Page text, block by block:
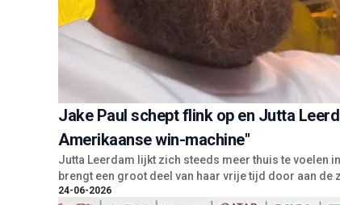
Jake Paul schept flink op en Jutta
Amerikaanse win-machine"
Jutta Leerdam lijkt zich steeds meer thuis te voelen
brengt een groot deel van haar vrije tijd door aan
24-06-2026